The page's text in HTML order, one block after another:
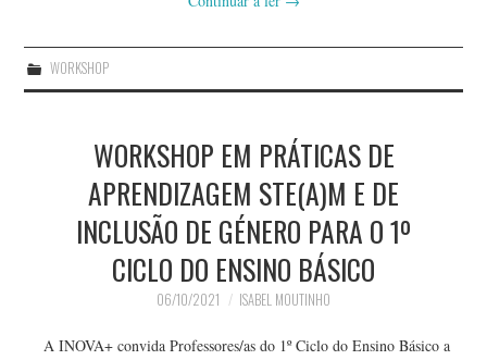
WORKSHOP
WORKSHOP EM PRÁTICAS DE
APRENDIZAGEM STE(A)M E DE
INCLUSÃO DE GÉNERO PARA O 1º
CICLO DO ENSINO BÁSICO
06/10/2021 ISABEL MOUTINHO
A INOVA+ convida Professores/as do 1º Ciclo do Ensino Básico a